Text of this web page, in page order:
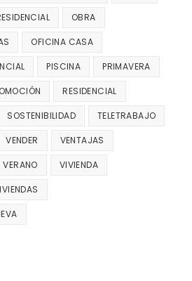
OBRA
OFICINA CASA
PISCINA PRIMAVERA
RESIDENCIAL
SOSTENIBILIDAD TELETRABAJO
VENDER VENTAJAS
VERANO VIVIENDA